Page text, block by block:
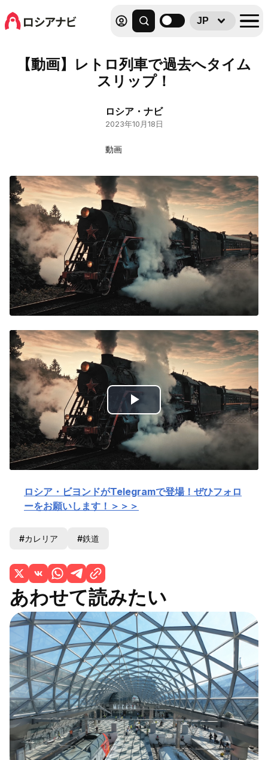
JP
【動画】レトロ列車で過去へタイム
スリップ！
ロシア・ナビ
2023年10月18日
動画
Play
Video
ロシア・ビヨンドがTelegramで登場！ぜひフォロ
ーをお願いします！＞＞＞
#カレリア #鉄道
あわせて読みたい